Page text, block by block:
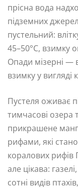
прісна вода
підземних
пустельний:
45–50°C, взимку
Опади мізерні —
взимку у вигляді
Пустеля оживає
тимчасові озера
прикрашене
рифами, які
коралових рифів
але цікава:
сотні видів